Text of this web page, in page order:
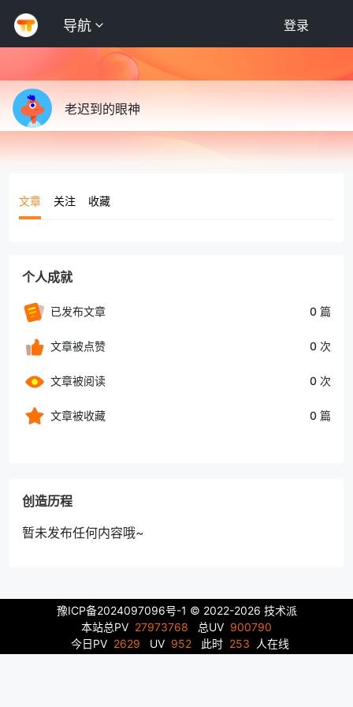
导航 登录
老迟到的眼神
文章 关注 收藏
个人成就
已发布文章 0 篇
文章被点赞 0 次
文章被阅读 0 次
文章被收藏 0 篇
创造历程
暂未发布任何内容哦~
豫ICP备2024097096号-1 © 2022-2026 技术派
本站总PV 27973768 总UV 900790
今日PV 2629 UV 952此时 253 人在线